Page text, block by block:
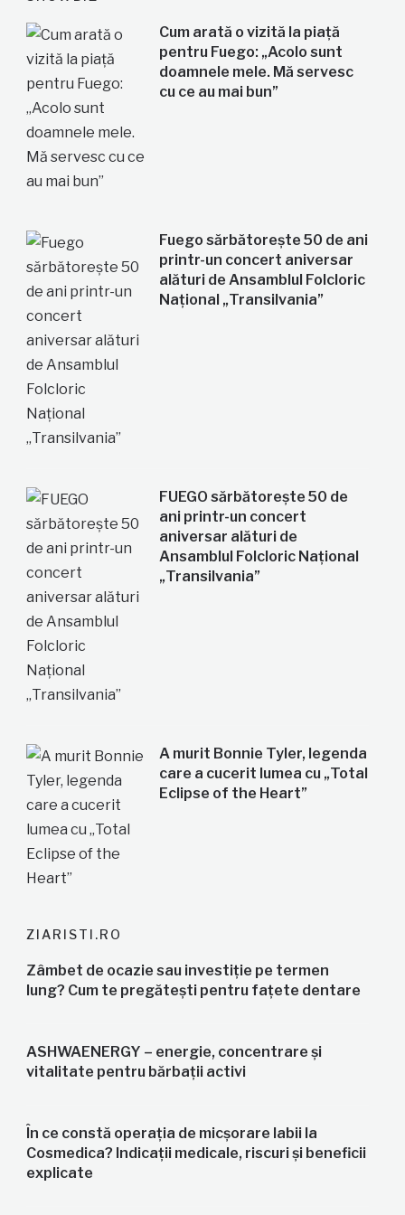
Cum arată o vizită la piață
pentru Fuego: „Acolo sunt
doamnele mele. Mă servesc
cu ce au mai bun”
Fuego sărbătorește 50 de ani
printr-un concert aniversar
alături de Ansamblul Folcloric
Național „Transilvania”
FUEGO sărbătorește 50 de
ani printr-un concert
aniversar alături de
Ansamblul Folcloric Național
„Transilvania”
A murit Bonnie Tyler, legenda
care a cucerit lumea cu „Total
Eclipse of the Heart”
ZIARISTI.RO
Zâmbet de ocazie sau investiție pe termen
lung? Cum te pregătești pentru fațete dentare
ASHWAENERGY – energie, concentrare și
vitalitate pentru bărbații activi
În ce constă operația de micșorare labii la
Cosmedica? Indicații medicale, riscuri și beneficii
explicate